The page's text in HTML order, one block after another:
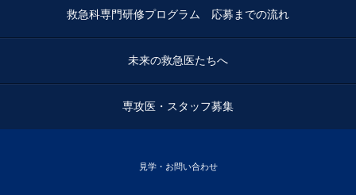
救急科専門研修プログラム 応募までの流れ
未来の救急医たちへ
専攻医・スタッフ募集
見学・お問い合わせ